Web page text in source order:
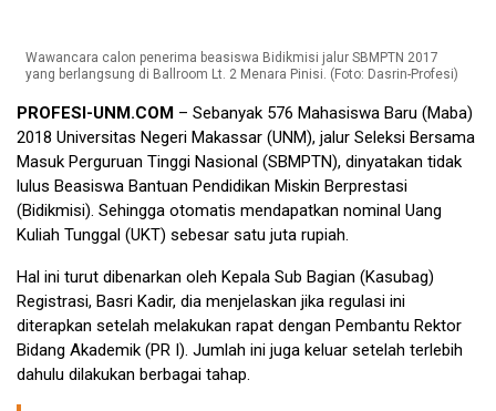
Wawancara calon penerima beasiswa Bidikmisi jalur SBMPTN 2017
yang berlangsung di Ballroom Lt. 2 Menara Pinisi. (Foto: Dasrin-Profesi)
PROFESI-UNM.COM – Sebanyak 576 Mahasiswa Baru (Maba)
2018 Universitas Negeri Makassar (UNM), jalur Seleksi Bersama
Masuk Perguruan Tinggi Nasional (SBMPTN), dinyatakan tidak
lulus Beasiswa Bantuan Pendidikan Miskin Berprestasi
(Bidikmisi). Sehingga otomatis mendapatkan nominal Uang
Kuliah Tunggal (UKT) sebesar satu juta rupiah.
Hal ini turut dibenarkan oleh Kepala Sub Bagian (Kasubag)
Registrasi, Basri Kadir, dia menjelaskan jika regulasi ini
diterapkan setelah melakukan rapat dengan Pembantu Rektor
Bidang Akademik (PR I). Jumlah ini juga keluar setelah terlebih
dahulu dilakukan berbagai tahap.